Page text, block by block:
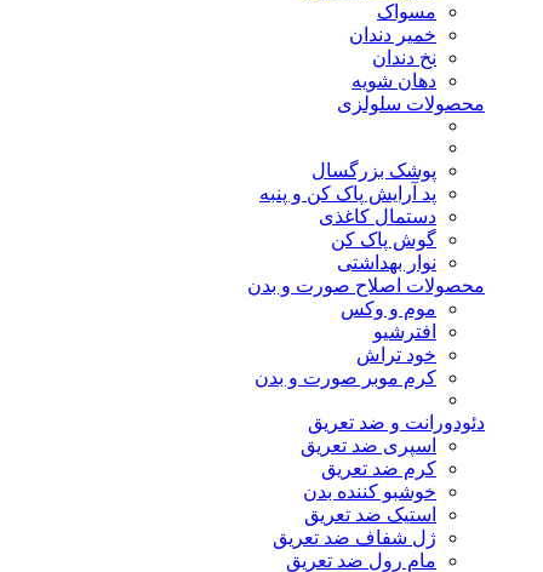
مسواک
خمیر دندان
نخ دندان
دهان شویه
محصولات سلولزی
پوشک بزرگسال
پد آرایش پاک کن و پنبه
دستمال کاغذی
گوش پاک کن
نوار بهداشتی
محصولات اصلاح صورت و بدن
موم و وکس
افترشیو
خود تراش
کرم موبر صورت و بدن
دئودورانت و ضد تعریق
اسپری ضد تعریق
کرم ضد تعریق
خوشبو کننده بدن
استیک ضد تعریق
ژل شفاف ضد تعریق
مام رول ضد تعریق